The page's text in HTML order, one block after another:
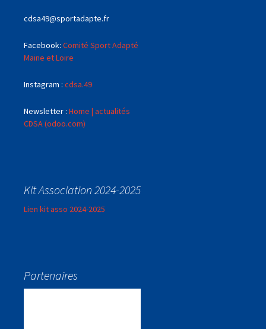
cdsa49@sportadapte.fr
Facebook: Comité Sport Adapté
Maine et Loire
Instagram : cdsa.49
Newsletter : Home | actualités
CDSA (odoo.com)
Kit Association 2024-2025
Lien kit asso 2024-2025
Partenaires